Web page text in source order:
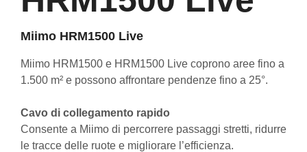
Miimo HRM1500 Live
Miimo HRM1500 e HRM1500 Live coprono aree fino a
1.500 m² e possono affrontare pendenze fino a 25°.
Cavo di collegamento rapido
Consente a Miimo di percorrere passaggi stretti, ridurre
le tracce delle ruote e migliorare l’efficienza.